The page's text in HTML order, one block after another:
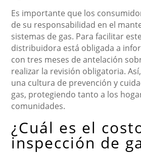
Es importante que los
de su responsabilidad en el
sistemas de gas. Para facilitar
distribuidora está obligada a
con tres meses de antelación
realizar la revisión obligatoria.
una cultura de prevención y
gas, protegiendo tanto a los
comunidades.
¿Cuál es el
inspección de